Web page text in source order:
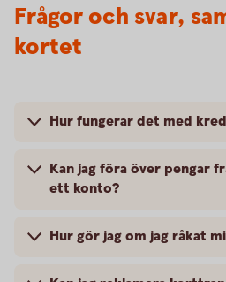
Frågor och svar,
kortet
Hur fungerar det med
Kan jag föra över pengar
ett konto?
Hur gör jag om jag råkat